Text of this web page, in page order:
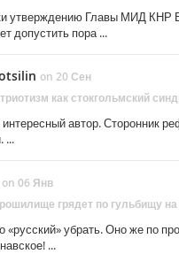
утверждению Главы МИД КНР
допустить пора ...
on 20 Сен
как стокгольмский
автор. Сторонник
...
on 06 Янв
грядет по гульбищу
«русский» убрать. Оно же по
...